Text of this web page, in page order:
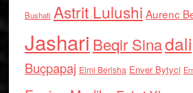
Bushati Astrit Lulushi Aurenc
Jashari Beqir Sina
Buçpapaj Elmi Berisha Enver Bytyci